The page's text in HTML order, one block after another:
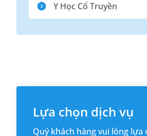
Y Học Cổ Truyền
Lựa chọn dịch vụ
Quý khách hàng vui lòng